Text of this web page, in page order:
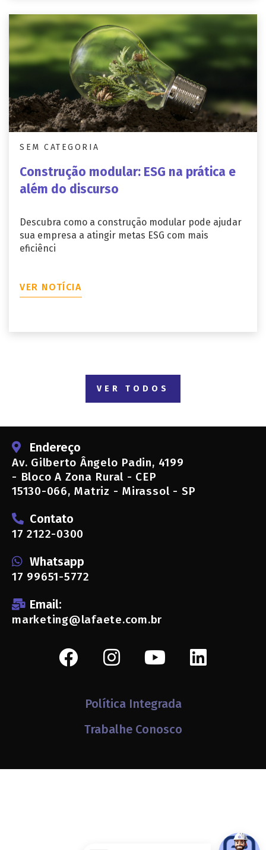
SEM CATEGORIA
Construção modular: ESG na prática e
além do discurso
Descubra como a construção modular pode ajudar
sua empresa a atingir metas ESG com mais
eficiênci
VER NOTÍCIA
VER TODOS
Endereço
Av. Gilberto Ângelo Padin, 4199
- Bloco A Zona Rural - CEP
15130-066, Matriz - Mirassol - SP
Contato
17 2122-0300
Whatsapp
17 99651-5772
Email:
marketing@lafaete.com.br
Política Integrada
Trabalhe Conosco